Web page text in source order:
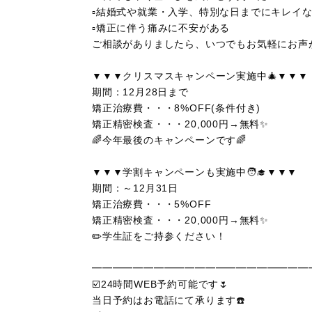
▫️結婚式や就業・入学、特別な日までにキレイ
▫️矯正に伴う痛みに不安がある
ご相談がありましたら、いつでもお気軽にお声
▼▼▼クリスマスキャンペーン実施中🎄 ▼▼▼
期間：12月28日まで
矯正治療費・・・8%OFF(条件付き)
矯正精密検査・・・20,000円 → 無料✨
🌈今年最後のキャンペーンです🌈
▼▼▼学割キャンペーンも実施中🧑‍🎓 ▼▼▼
期間： ～ 12 月 31日
矯正治療費・・・5%OFF
矯正精密検査・・・20,000円 → 無料✨
✏️学生証をご持参ください！
☑️24時間WEB予約可能です🌷
当日予約はお電話にて承ります☎️